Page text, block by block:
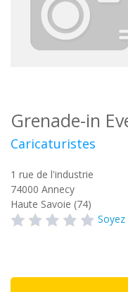
Grenade-in
Caricaturistes
1 rue de l'industrie
74000 Annecy
Haute Savoie (74)